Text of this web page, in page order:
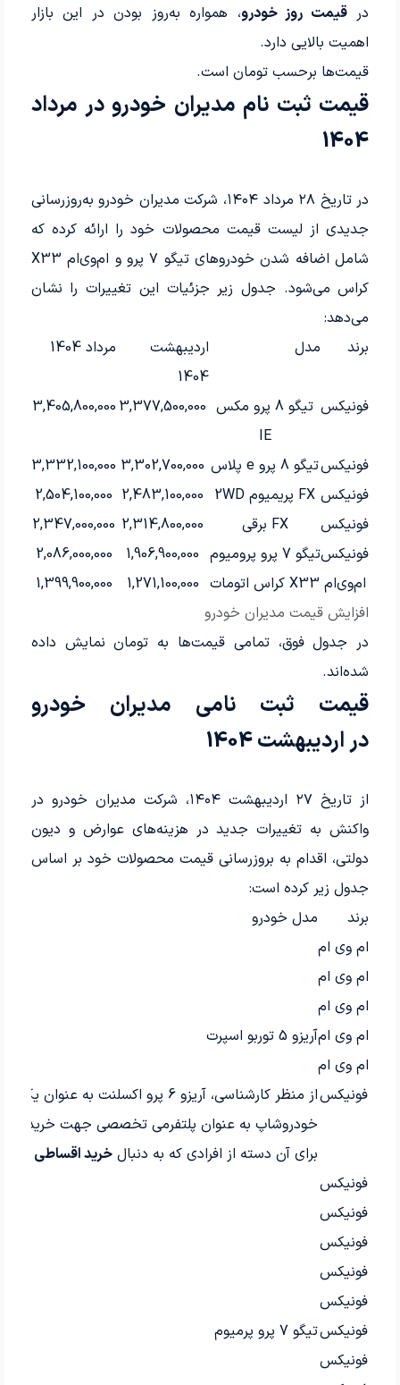
درقیمت روز خودرو، همواره به‌روز بودن در این بازار
اهمیت بالایی دارد.
قیمت‌ها برحسب تومان است.
قیمت ثبت نام مدیران خودرو در مرداد
1404
در تاریخ ۲۸ مرداد ۱۴۰۴، شرکت مدیران خودرو به‌روزرسانی
جدیدی از لیست قیمت محصولات خود را ارائه کرده که
شامل اضافه شدن خودروهای تیگو ۷ پرو و ام‌وی‌ام X33
کراس می‌شود. جدول زیر جزئیات این تغییرات را نشان
می‌دهد:
افزایش قیمت مدیران خودرو
برند مدل
اردیبهشت
1404
مرداد 1404
فونیکس
تیگو 8 پرو مکس
IE
3,377,500,000
3,405,800,000
فونیکستیگو 8 پرو e پلاس 3,302,700,000
3,332,100,000
فونیکس FX پریمیوم 2WD 2,483,100,000
2,504,100,000
فونیکس
FX برقی 2,314,800,000
2,347,000,000
فونیکستیگو 7 پرو پرومیوم 1,906,900,000
2,086,000,000
ام‌وی‌ام X33 کراس اتومات 1,271,100,000
1,399,900,000
در جدول فوق، تمامی قیمت‌ها به تومان نمایش داده
شده‌اند.
قیمت ثبت نامی مدیران خودرو
در اردیبهشت 1404
از تاریخ ۲۷ اردیبهشت ۱۴۰۴، شرکت مدیران خودرو در
واکنش به تغییرات جدید در هزینه‌های عوارض و دیون
دولتی، اقدام به بروزرسانی قیمت محصولات خود بر اساس
جدول زیر کرده است:
برند
مدل خودرو
ام وی ام
ام وی ام
ام وی ام
ام وی امآریزو 5 توربو اسپرت
ام وی ام
فونیکساز منظر کارشناسی، آریزو 6 پرو اکسلنت به عنوان یک خودرو با عملکرد بالا و قابلیت‌های منحصر به فرد شناخته می‌شود. در بررسی‌های میدانی مشخص شده که این خودروی جذاب با طراحی مدرن و امکانات رفاهی گسترده، انتخابی ایده‌آل برای علاقه‌مندان به نوآوری در صنعت خودرو است. تجربه نشان داده که در مسیرهای شهری و جاده‌ای، این خودرو عملکردی بی‌نظیر از خود به نمایش می‌گذارد.
خودروشاپ به عنوان پلتفرمی تخصصی جهت خرید و فروش خودروهای کارکرده و صفر از مدل ۱۳۹۰ به بالا با ضمانت کارشناسی فنی و بدنه تا سقف
برای آن دسته از افرادی که به دنبال خرید اقساطی
فونیکس
فونیکس
فونیکس
فونیکس
فونیکس
فونیکستیگو 7 پرو پرمیوم
فونیکس